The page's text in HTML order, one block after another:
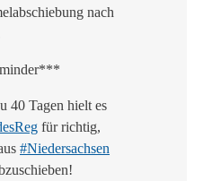
nach
40 Tagen hielt es
für richtig,
#Niedersachsen